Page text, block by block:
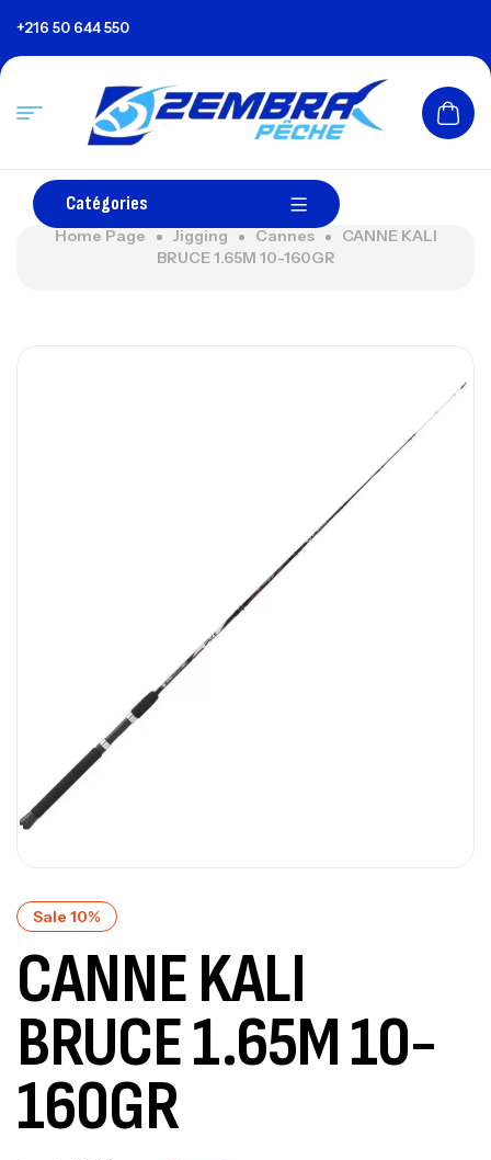
+216 50 644 550
Catégories
Home Page Jigging Cannes
CANNE KALI
BRUCE 1.65M 10-160GR
Sale 10%
CANNE KALI
BRUCE 1.65M 10-
160GR